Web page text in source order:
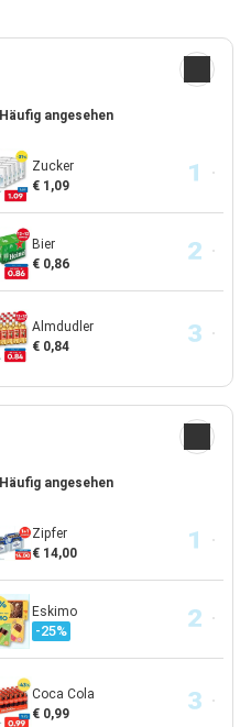
Häufig angesehen
Zucker
€ 1,09
Bier
€ 0,86
Almdudler
€ 0,84
Häufig angesehen
Zipfer
€ 14,00
Eskimo
-25%
Coca Cola
€ 0,99